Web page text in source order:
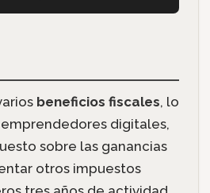
beneficios fiscales, lo
digitales,
sobre las ganancias
otros impuestos